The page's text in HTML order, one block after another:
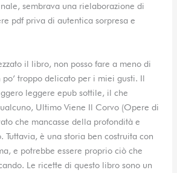
sembrava una rielaborazione di
pdf priva di autentica sorpresa e
il libro, non posso fare a meno di
po’ troppo delicato per i miei gusti. Il
leggere epub sottile, il che
Ultimo Viene Il Corvo (Opere di
che mancasse della profondità e
Tuttavia, è una storia ben costruita con
e potrebbe essere proprio ciò che
Le ricette di questo libro sono un